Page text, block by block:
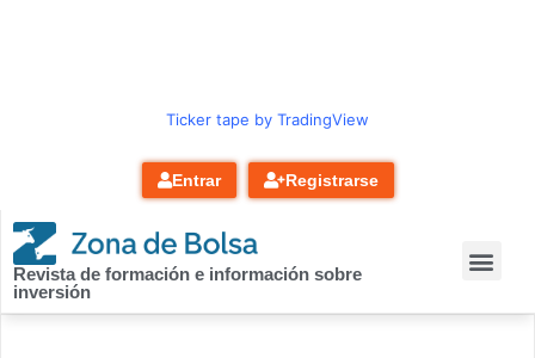
Ticker tape by TradingView
Entrar Registrarse
Revista de formación e información sobre
inversión